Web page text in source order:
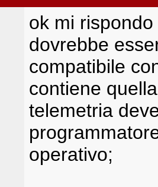
ok mi
dovrebbe
compatibile
contiene
telemetria
operativo;